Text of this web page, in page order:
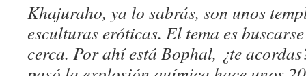
Khajuraho, ya lo sabrás, son unos
esculturas eróticas. El tema es
cerca. Por ahí está Bophal, ¿te